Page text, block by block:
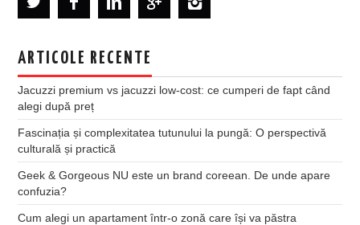
ARTICOLE RECENTE
Jacuzzi premium vs jacuzzi low-cost: ce cumperi de fapt când
alegi după preț
Fascinația și complexitatea tutunului la pungă: O perspectivă
culturală și practică
Geek & Gorgeous NU este un brand coreean. De unde apare
confuzia?
Cum alegi un apartament într-o zonă care își va păstra